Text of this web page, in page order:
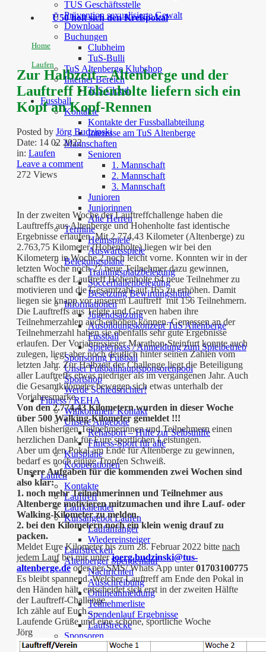
TUS Geschäftsstelle
Prävention sexualisierte Gewalt
Download
Buchungen
Clubheim
TuS-Bulli
TuS Altenberge Klubshop
Interner Bereich
TuS Cloud
Fussball
Kontakte
Kontakte der Fussballabteilung
Interesse am TuS Altenberge
Mannschaften
Senioren
1. Mannschaft
2. Mannschaft
3. Mannschaft
Junioren
Juniorinnen
Alte Herren
Termine
Heimspiele
Auswärtsspiele
Belegungspläne
Trainingsplatzbelegung
Soccerhallenbelegung
Besetzung Bewirtungshütte
Informationen
Jugendsatzung
Ausbildungskonzept TuS Altenberge
Fussball
Spielerpass / Anmeldung zum Spielbetrieb
Sponsoring Fußball
Unser Fußballhauptsponsorenpool
Sportshop
Werde Schiedsrichter!
Fitness / REHA
Willkommen/ Kontakt
Unsere Angebote
Rehasport – Hilfe zur Selbsthilfe
Fitness-Sport für alle
Kurspläne
Kooperationen
Laufen
Kontakte
Lauftreff
Laufkalender
Kursangebot Laufen
Laufanfänger
Wiedereinsteiger
Laufstrecken
Altenberger Spendenlauf
Nachrichten
Ausschreibung
Onlineanmeldung
Teilnehmerliste
Spendenlauf Ergebnisse
Laufstrecke
Sponsoren
Rennrad
Ü50 holt sich den Kreispokal
Home
Laufen
Zur Halbzeit – Altenberge und der
Lauftreff Hohenholte liefern sich ein
Kopf an Kopf-Rennen
Posted by Jörg Budzinski
Date: 14 02 2022
in: Laufen
Leave a comment
272 Views
In der zweiten Woche der Lauftreffchallenge haben die
Lauftreffs aus Altenberge und Hohenholte fast identische
Ergebnisse erlaufen. Mit 2.774,43 Kilometer (Altenberge) zu
2.763,75 Kilometer (Hohenholte) liegen wir bei den
Kilometern in Woche 2 noch leicht vorne. Konnten wir in der
letzten Woche noch 27 neue Teilnehmer dazu gewinnen,
schaffte es der Lauftreff Hohenholte 64 neue Teilnehmer zu
motivieren und die Gesamtzahl auf 165 zu erhöhen. Damit
liegen sie knapp vor unserem Lauftreff mit 156 Teilnehmern.
Die Lauftreffs aus Telgte und Greven haben ihre
Teilnehmerzahlen auch erhöhen können. Gemessen an der
Teilnehmerzahl haben sie ebenfalls sehr gute Ergebnisse
erlaufen. Der Vorjahressieger Marathon-Steinfurt konnte auch
zulegen, liegt aber noch deutlich hinter seinen Zahlen vom
letzten Jahr. Zur Halbzeit der Challenge liegt die Beteiligung
aller Lauftreffs etwas niedriger als im vergangenen Jahr. Auch
die Gesamtkilometer bewegen sich etwas unterhalb der
Vorjahresmarke.
Von den 2.774,43 Kilometern wurden in dieser Woche
über 500 Walking-Kilometer gemeldet !!!
Allen bisherigen Teilnehmerinnen und Teilnehmern einen
herzlichen Dank für Eure sportlichen Leistungen.
Aber um den Pokal am Ende für Altenberge zu gewinnen,
bedarf es noch einige Tropfen Schweiß.
Unsere Aufgaben für die kommenden zwei Wochen sind
also klar:
1. noch mehr Teilnehmerinnen und Teilnehmer aus
Altenberge motivieren mitzumachen und ihre Lauf- oder
Walking-Kilometer zu melden.
2. bei den Kilometern noch ein klein wenig drauf zu
packen.
Meldet Eure Kilometer bis zum 28. Februar 2022 bitte nach
jedem Laufbei mir unterjoerg.budzinski@tus-
altenberge.deoder per SMS/ Whats App unter01703100775
Es bleibt spannend. Welcher Lauftreff am Ende den Pokal in
den Händen hält, entscheidet sich erst in der zweiten Hälfte
der Lauftreff-Challenge.
Ich zähle auf Euch….
Laufende Grüße und eine schöne, sportliche Woche
Jörg